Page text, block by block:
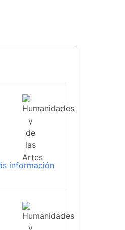
información